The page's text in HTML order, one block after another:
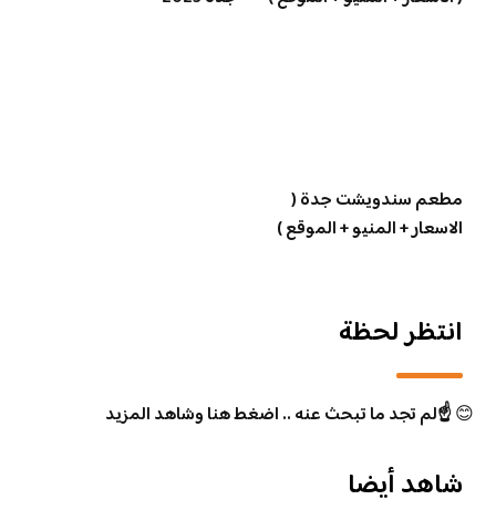
مطعم سندويشت جدة (
الاسعار + المنيو + الموقع )
انتظر لحظة
😊☝️لم تجد ما تبحث عنه .. اضغط هنا وشاهد المزيد
شاهد أيضا